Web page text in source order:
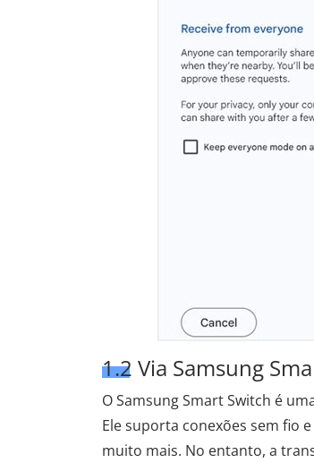
1.2 Via Samsung
O Samsung Smart Switch é
Ele suporta conexões sem fio
muito mais. No entanto, a